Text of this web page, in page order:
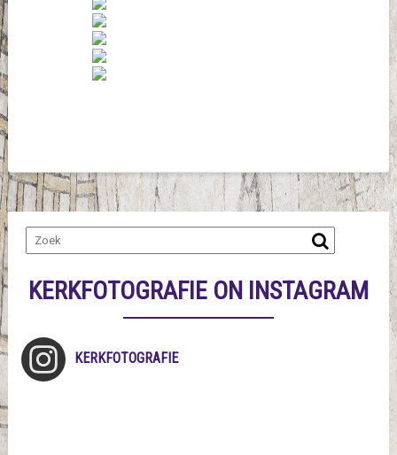
KERKFOTOGRAFIE ON INSTAGRAM
KERKFOTOGRAFIE